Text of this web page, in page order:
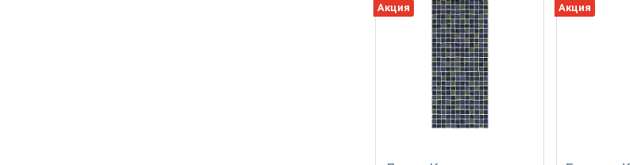
Акция
Акция